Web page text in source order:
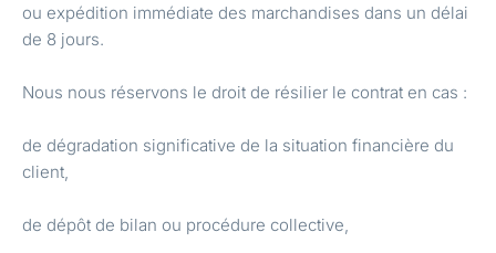
ou expédition immédiate des marchandises dans un délai
de 8 jours.
Nous nous réservons le droit de résilier le contrat en cas :
de dégradation significative de la situation financière du
client,
de dépôt de bilan ou procédure collective,